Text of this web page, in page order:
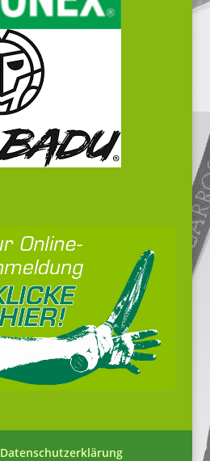
Datenschutzerklärung